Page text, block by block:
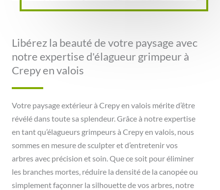
Libérez la beauté de votre paysage avec
notre expertise d'élagueur grimpeur à
Crepy en valois
Votre paysage extérieur à Crepy en valois mérite d’être
révélé dans toute sa splendeur. Grâce à notre expertise
en tant qu’élagueurs grimpeurs à Crepy en valois, nous
sommes en mesure de sculpter et d’entretenir vos
arbres avec précision et soin. Que ce soit pour éliminer
les branches mortes, réduire la densité de la canopée ou
simplement façonner la silhouette de vos arbres, notre